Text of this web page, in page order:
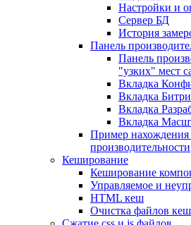
Настройки и
Сервер БД
История
Панель
Панель
"узких" мест
Вкладка
Вкладка
Вкладка
Вкладка
Пример
производительности
Кеширование
Кеширование
Управляемое и
HTML кеш
Очистка файлов